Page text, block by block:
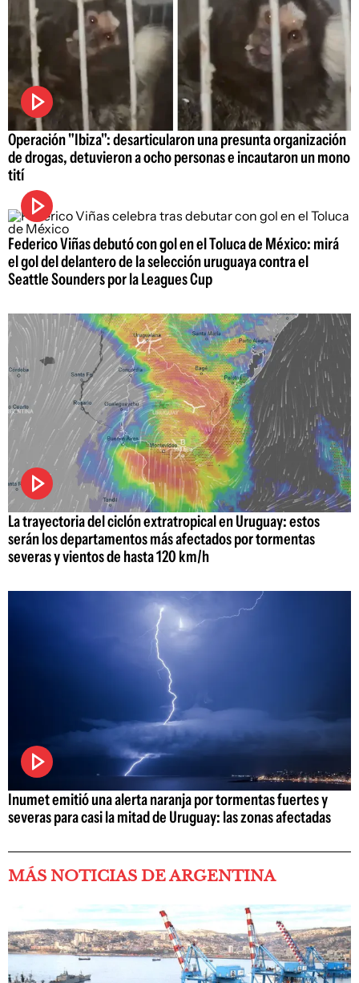
Operación "Ibiza": desarticularon una presunta organización
de drogas, detuvieron a ocho personas e incautaron un mono
tití
Federico Viñas debutó con gol en el Toluca de México: mirá
el gol del delantero de la selección uruguaya contra el
Seattle Sounders por la Leagues Cup
La trayectoria del ciclón extratropical en Uruguay: estos
serán los departamentos más afectados por tormentas
severas y vientos de hasta 120 km/h
Inumet emitió una alerta naranja por tormentas fuertes y
severas para casi la mitad de Uruguay: las zonas afectadas
MÁS NOTICIAS DE ARGENTINA